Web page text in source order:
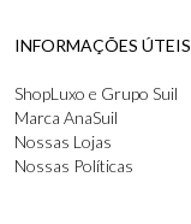
INFORMAÇÕES ÚTEIS
ShopLuxo e Grupo Suil
Marca AnaSuil
Nossas Lojas
Nossas Políticas